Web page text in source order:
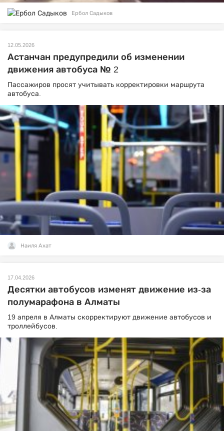
Ербол Садыков
12.05.2026
Астанчан предупредили об изменении
движения автобуса № 2
Пассажиров просят учитывать корректировки маршрута
автобуса.
Наиля Ахат
17.04.2026
Десятки автобусов изменят движение из-за
полумарафона в Алматы
19 апреля в Алматы скорректируют движение автобусов и
троллейбусов.